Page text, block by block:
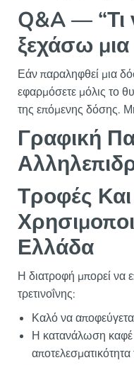
Q&A —
ξεχάσω
Εάν παραληφθεί μια
εφαρμόσετε μόλις το
της επόμενης δόσης.
Γραφική
Τροφές
Ελλάδα
Η διατροφή μπορεί να
τρετινοΐνης:
Καλό να
Η κατανάλωση καφέ
αποτελεσματικότητα